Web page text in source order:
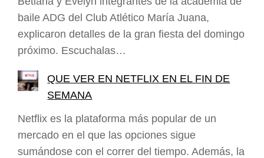
baile ADG del Club Atlético María Juana,
explicaron detalles de la gran fiesta del domingo
próximo. Escuchalas…
QUE VER EN NETFLIX EN EL FIN DE
SEMANA
Netflix es la plataforma más popular de un
mercado en el que las opciones sigue
sumándose con el correr del tiempo. Además, la